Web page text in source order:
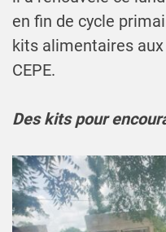
en fin de cycle
kits alimentaires
CEPE.
Des kits pour